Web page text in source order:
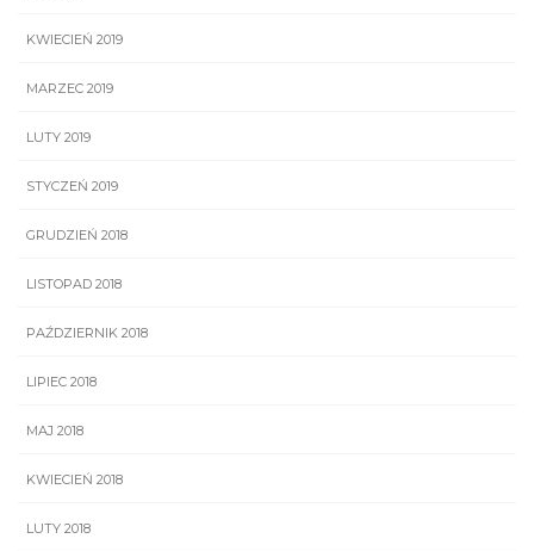
KWIECIEŃ 2019
MARZEC 2019
LUTY 2019
STYCZEŃ 2019
GRUDZIEŃ 2018
LISTOPAD 2018
PAŹDZIERNIK 2018
LIPIEC 2018
MAJ 2018
KWIECIEŃ 2018
LUTY 2018